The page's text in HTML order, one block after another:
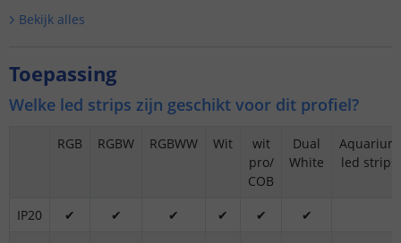
Bekijk alles
Toepassing
Welke led strips zijn geschikt voor dit profiel?
RGB RGBW RGBWW Wit
wit
pro/
COB
Dual
White
Aquarium
led strips
IP20 ✔ ✔ ✔ ✔ ✔
✔